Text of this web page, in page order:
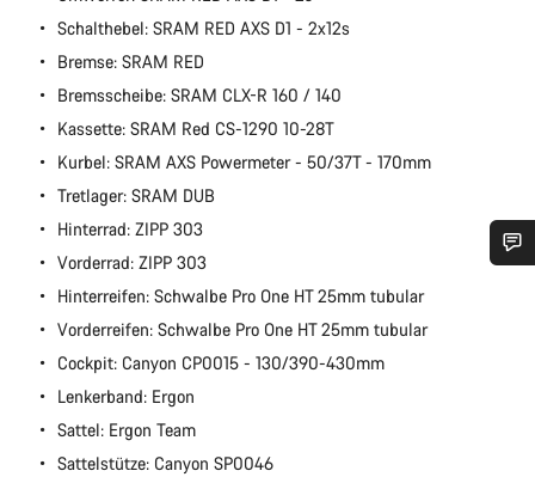
Schalthebel: SRAM RED AXS D1 - 2x12s
Bremse: SRAM RED
Bremsscheibe: SRAM CLX-R 160 / 140
Kassette: SRAM Red CS-1290 10-28T
Kurbel: SRAM AXS Powermeter - 50/37T - 170mm
Tretlager: SRAM DUB
Hinterrad: ZIPP 303
Vorderrad: ZIPP 303
Hinterreifen: Schwalbe Pro One HT 25mm tubular
Vorderreifen: Schwalbe Pro One HT 25mm tubular
Cockpit: Canyon CP0015 - 130/390-430mm
Lenkerband: Ergon
Sattel: Ergon Team
Sattelstütze: Canyon SP0046
Benötigst du Hilfe?
Unsere Experten stehen dir jetzt im Chat zur Verfügung.